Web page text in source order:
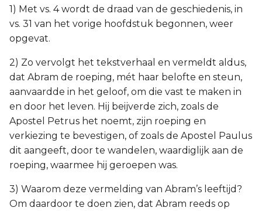
1) Met vs. 4 wordt de draad van de geschiedenis, in
vs. 31 van het vorige hoofdstuk begonnen, weer
opgevat.
2) Zo vervolgt het tekstverhaal en vermeldt aldus,
dat Abram de roeping, mét haar belofte en steun,
aanvaardde in het geloof, om die vast te maken in
en door het leven. Hij beijverde zich, zoals de
Apostel Petrus het noemt, zijn roeping en
verkiezing te bevestigen, of zoals de Apostel Paulus
dit aangeeft, door te wandelen, waardiglijk aan de
roeping, waarmee hij geroepen was.
3) Waarom deze vermelding van Abram’s leeftijd?
Om daardoor te doen zien, dat Abram reeds op